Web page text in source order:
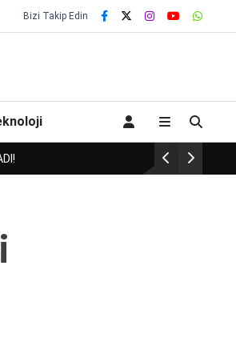
Bizi Takip Edin
HAVA BAŞKANI HAVASI